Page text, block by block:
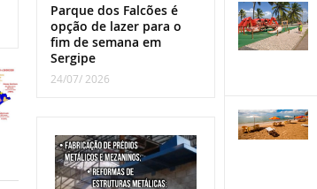
Parque dos Falcões é
opção de lazer para o
fim de semana em
Sergipe
24/07/ 2026